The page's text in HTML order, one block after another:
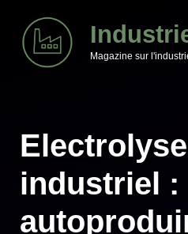
contenu
Magazine sur
industriel :